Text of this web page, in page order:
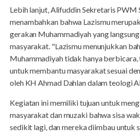
Lebih lanjut, Alifuddin Sekretaris PWM
menambahkan bahwa Lazismu
gerakan Muhammadiyah yang
masyarakat. "Lazismu menunjukkan
Muhammadiyah tidak hanya
untuk membantu masyarakat sesuai
oleh KH Ahmad Dahlan dalam teologi
Kegiatan ini memiliki tujuan untuk
masyarakat dan muzaki bahwa sisa
sedikit lagi, dan mereka diimbau untuk